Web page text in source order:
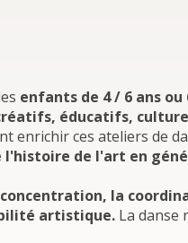
enfants de 4 / 6 ans ou
éducatifs,
enrichir ces ateliers de
l'histoire de l'art en
la
artistique. La danse